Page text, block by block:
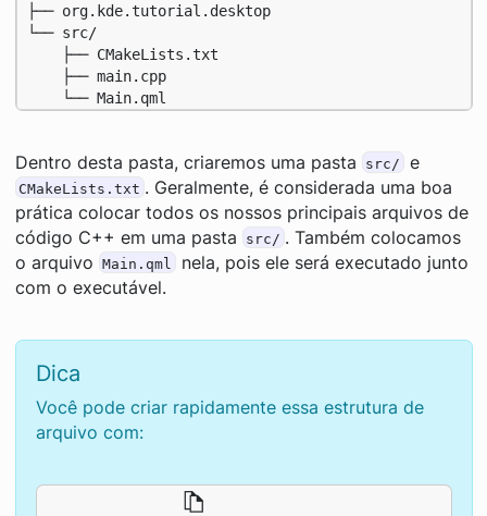
├── org.kde.tutorial.desktop
└── src/
    ├── CMakeLists.txt
    ├── main.cpp
    └── Main.qml
Dentro desta pasta, criaremos uma pasta src/ e
CMakeLists.txt . Geralmente, é considerada uma boa
prática colocar todos os nossos principais arquivos de
código C++ em uma pasta
src/ . Também colocamos
o arquivo
Main.qml
nela, pois ele será executado junto
com o executável.
Dica
Você pode criar rapidamente essa estrutura de
arquivo com: